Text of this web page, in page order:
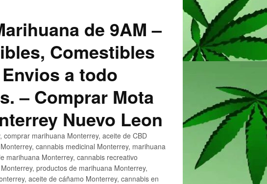
de 9AM –
Comestibles
a todo
– Comprar Mota
Nuevo Leon
marihuana Monterrey, aceite de CBD
cannabis medicinal Monterrey, marihuana
marihuana Monterrey, cannabis recreativo
productos de marihuana Monterrey,
aceite de cáñamo Monterrey, cannabis en